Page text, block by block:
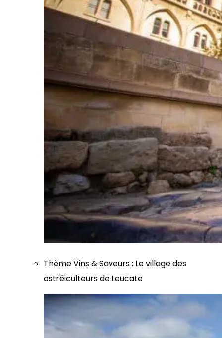
ThèmeVins & Saveurs: Le village des
ostréiculteurs de Leucate